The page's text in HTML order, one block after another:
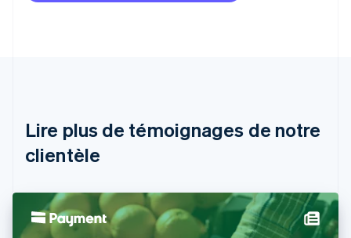
Lire plus de témoignages de notre
clientèle
Brésil
PortuguêsEnglish
Bulgarie
English Français
Chine continentale
简体中文 English